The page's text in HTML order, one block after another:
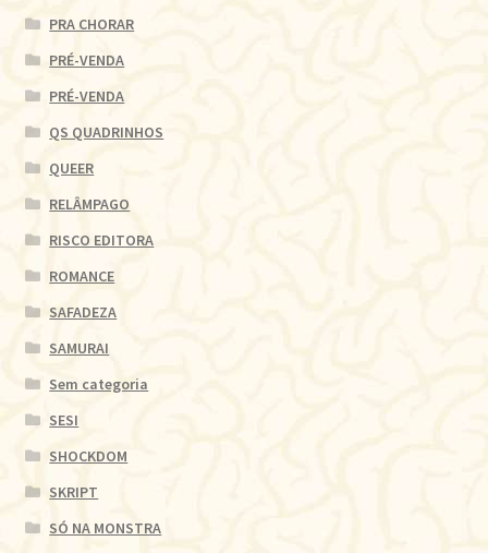
PRA CHORAR
PRÉ-VENDA
PRÉ-VENDA
QS QUADRINHOS
QUEER
RELÂMPAGO
RISCO EDITORA
ROMANCE
SAFADEZA
SAMURAI
Sem categoria
SESI
SHOCKDOM
SKRIPT
SÓ NA MONSTRA